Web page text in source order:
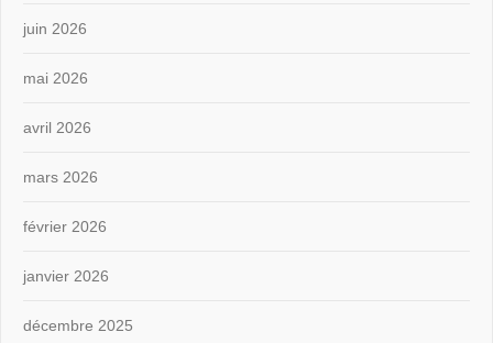
juin 2026
mai 2026
avril 2026
mars 2026
février 2026
janvier 2026
décembre 2025